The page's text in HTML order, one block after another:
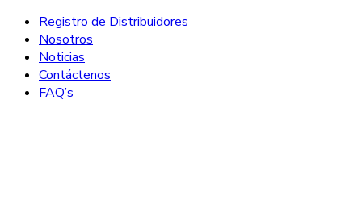
Registro de Distribuidores
Nosotros
Noticias
Contáctenos
FAQ’s